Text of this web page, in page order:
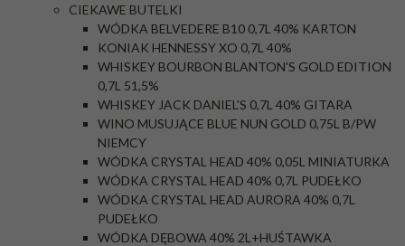
CIEKAWE BUTELKI
WÓDKA BELVEDERE B10 0,7L 40% KARTON
KONIAK HENNESSY XO 0,7L 40%
WHISKEY BOURBON BLANTON'S GOLD EDITION
0,7L 51,5%
WHISKEY JACK DANIEL'S 0,7L 40% GITARA
WINO MUSUJĄCE BLUE NUN GOLD 0,75L B/PW
NIEMCY
WÓDKA CRYSTAL HEAD 40% 0,05L MINIATURKA
WÓDKA CRYSTAL HEAD 40% 0,7L PUDEŁKO
WÓDKA CRYSTAL HEAD AURORA 40% 0,7L
PUDEŁKO
WÓDKA DĘBOWA 40% 2L+HUŚTAWKA